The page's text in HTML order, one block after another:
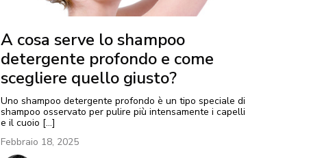
A cosa serve lo shampoo
detergente profondo e come
scegliere quello giusto?
Uno shampoo detergente profondo è un tipo speciale di
shampoo osservato per pulire più intensamente i capelli
e il cuoio […]
Febbraio 18, 2025